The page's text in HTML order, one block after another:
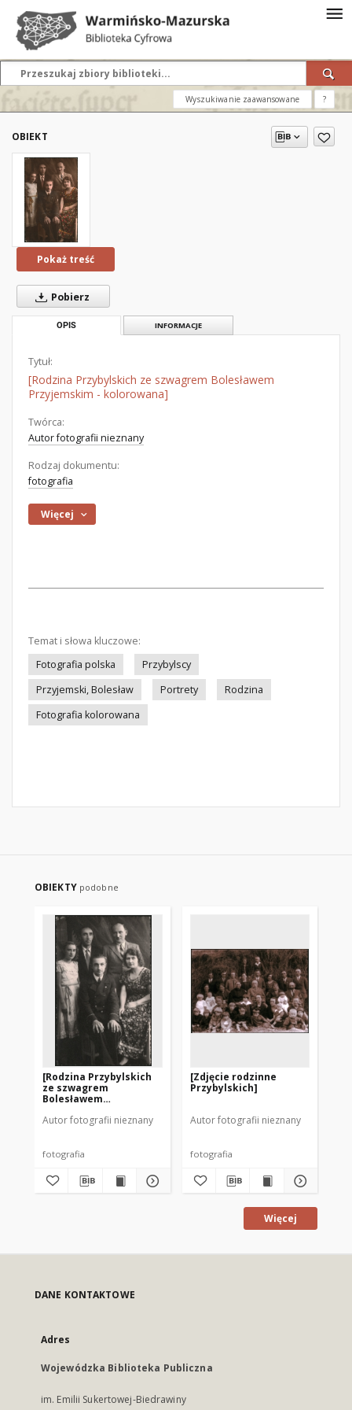
Wyszukiwanie zaawansowane ?
OBIEKT
Pokaż treść
Pobierz
OPIS INFORMACJE
Tytuł:
[Rodzina Przybylskich ze szwagrem Bolesławem
Przyjemskim - kolorowana]
Twórca:
Autor fotografii nieznany
Rodzaj dokumentu:
fotografia
Więcej
Temat i słowa kluczowe:
Fotografia polska
Przybylscy
Przyjemski, Bolesław
Portrety
Rodzina
Fotografia kolorowana
OBIEKTY podobne
[Rodzina Przybylskich
ze szwagrem
Bolesławem
Autor fotografii nieznany
fotografia
[Zdjęcie rodzinne
Przybylskich]
Autor fotografii nieznany
fotografia
Więcej
DANE KONTAKTOWE
Adres
Wojewódzka Biblioteka Publiczna
im. Emilii Sukertowej-Biedrawiny